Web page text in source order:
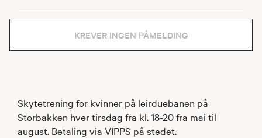
KREVER INGEN PÅMELDING
Skytetrening for kvinner på leirduebanen på
Storbakken hver tirsdag fra kl. 18-20 fra mai til
august. Betaling via VIPPS på stedet.